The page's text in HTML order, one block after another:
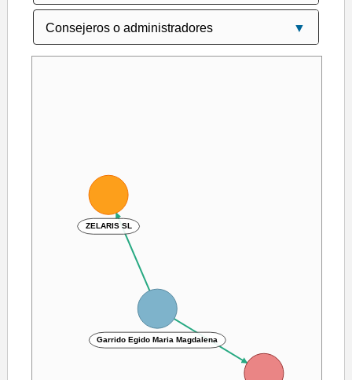
Garrido Egido Maria Magdalena
ZELARIS SL